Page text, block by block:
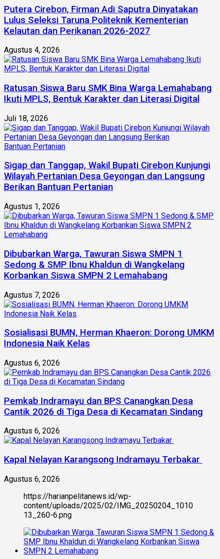
Putera Cirebon, Firman Adi Saputra Dinyatakan
Lulus Seleksi Taruna Politeknik Kementerian
Kelautan dan Perikanan 2026-2027
Agustus 4, 2026
Ratusan Siswa Baru SMK Bina Warga Lemahabang
Ikuti MPLS, Bentuk Karakter dan Literasi Digital
Juli 18, 2026
Sigap dan Tanggap, Wakil Bupati Cirebon Kunjungi
Wilayah Pertanian Desa Geyongan dan Langsung
Berikan Bantuan Pertanian
Agustus 1, 2026
Dibubarkan Warga, Tawuran Siswa SMPN 1
Sedong & SMP Ibnu Khaldun di Wangkelang
Korbankan Siswa SMPN 2 Lemahabang
Agustus 7, 2026
Sosialisasi BUMN, Herman Khaeron: Dorong UMKM
Indonesia Naik Kelas
Agustus 6, 2026
Pemkab Indramayu dan BPS Canangkan Desa
Cantik 2026 di Tiga Desa di Kecamatan Sindang
Agustus 6, 2026
Kapal Nelayan Karangsong Indramayu Terbakar
Agustus 6, 2026
https://harianpelitanews.id/wp-
content/uploads/2025/02/IMG_20250204_1010
13_260-6.png